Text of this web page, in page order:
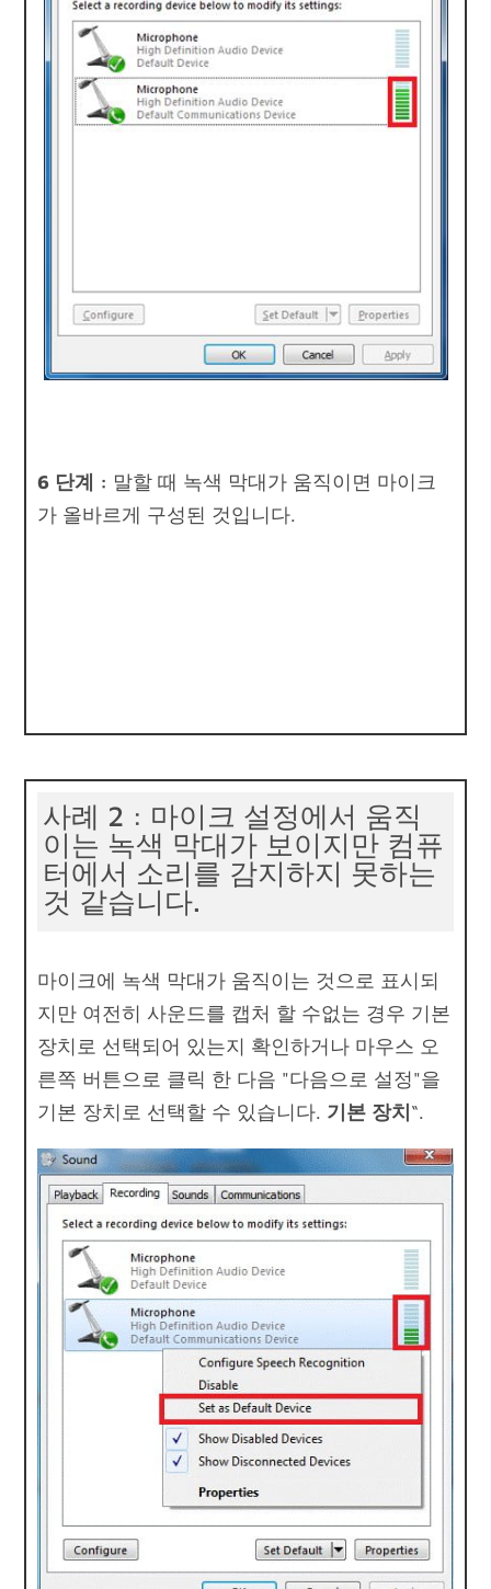
6 단계 : 말할 때 녹색 막대가 움직이면 마이크
가 올바르게 구성된 것입니다.
사례 2 : 마이크 설정에서 움직
이는 녹색 막대가 보이지만 컴퓨
터에서 소리를 감지하지 못하는
것 같습니다.
마이크에 녹색 막대가 움직이는 것으로 표시되
지만 여전히 사운드를 캡처 할 수없는 경우 기본
장치로 선택되어 있는지 확인하거나 마우스 오
른쪽 버튼으로 클릭 한 다음 "다음으로 설정"을
기본 장치로 선택할 수 있습니다. 기본 장치 “.